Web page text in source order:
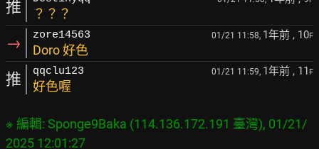
推 ？？？
→ zore14563 01/21 11:58, 1年前 , 10F
Doro 好色
推 qqclu123 01/21 11:59, 1年前 , 11 F
好色喔
※ 編輯: Sponge9Baka (114.136.172.191 臺灣), 01/21/